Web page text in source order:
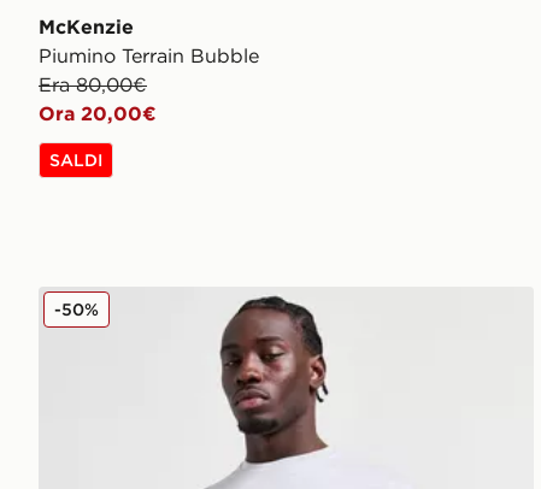
McKenzie
Piumino Terrain Bubble
Era 80,00€
Ora 20,00€
SALDI
McKenzie Maglia Essential
-50%